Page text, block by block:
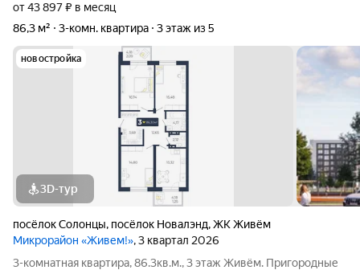
от 43 897 ₽ в месяц
86,3 м²
3-комн. квартира 3 этаж из 5
новостройка
3D-тур
посёлок Солонцы, посёлок Новалэнд,ЖК Живём
Микрорайон «Живем!», 3 квартал 2026
3-комнатная квартира, 86.3кв.м., 3 этаж Живём. Пригородные